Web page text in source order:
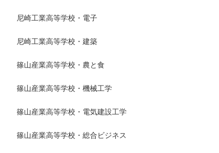
尼崎工業高等学校・電子
尼崎工業高等学校・建築
篠山産業高等学校・農と食
篠山産業高等学校・機械工学
篠山産業高等学校・電気建設工学
篠山産業高等学校・総合ビジネス